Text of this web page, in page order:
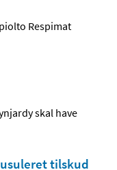
Respimat
skal have
tilskud